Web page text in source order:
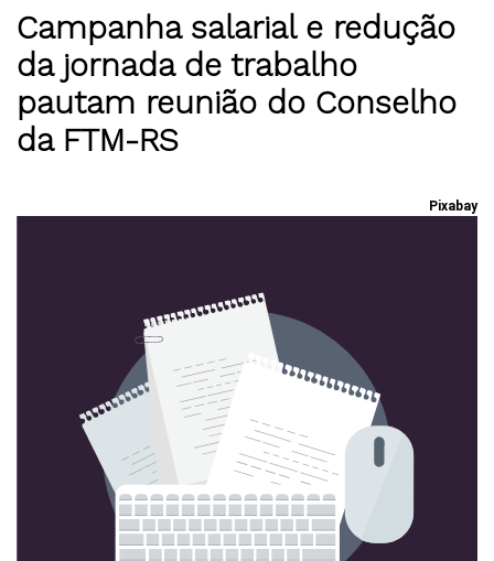
Campanha salarial e redução
da jornada de trabalho
pautam reunião do Conselho
da FTM-RS
Pixabay